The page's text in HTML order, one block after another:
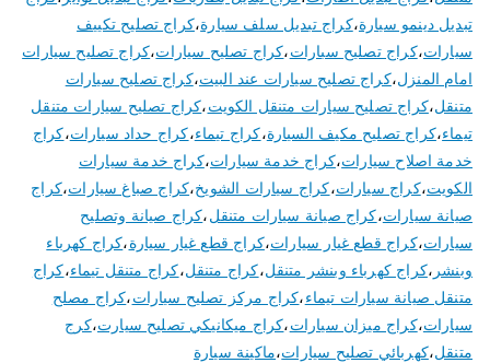
تبديل دينمو سيارة،كراج تبديل سلف سيارة،كراج تصليح تكييف
سيارات،كراج تصليح سبارات،كراج تصليح سيارات،كراج تصليح سيارات
امام المنزل،كراج تصليح سيارات عند البيت،كراج تصليح سيارات
متنقل،كراج تصليح سيارات متنقل الكويت،كراج تصليح سيارات متنقل
تيماء،كراج تصليح مكيف السيارة،كراج تيماء،كراج حداد سيارات،كراج
خدمة اصلاح سيارات،كراج خدمة سيارات،كراج خدمة سيارات
الكويت،كراج سيارات،كراج سيارات الشويخ،كراج صباغ سيارات،كراج
صيانة سيارات،كراج صيانة سيارات متنقل،كراج صيانة وتصليح
سيارات،كراج قطع غيار سيارات،كراج قطع غيار سيارة،كراج كهرباء
وبنشر ،كراج كهرباء وبنشر متنقل،كراج متنقل،كراج متنقل تيماء،كراج
متنقل صيانة سيارات تيماء،كراج مركز تصليح سيارات،كراج مصلح
سيارات،كراج ميزان سيارات،كراج ميكانيكي تصليح سيارت،كرج
متنقل،كهربائي تصليح سيارات،ماكينة سيارة